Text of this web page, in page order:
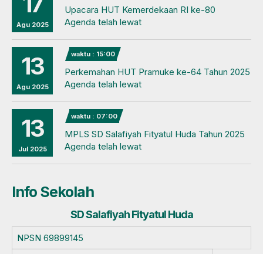
Agu 2025
Upacara HUT Kemerdekaan RI ke-80
Agenda telah lewat
13
Agu 2025
waktu : 15:00
Perkemahan HUT Pramuke ke-64 Tahun 2025
Agenda telah lewat
13
Jul 2025
waktu : 07:00
MPLS SD Salafiyah Fityatul Huda Tahun 2025
Agenda telah lewat
Info Sekolah
SD Salafiyah Fityatul Huda
NPSN 69899145